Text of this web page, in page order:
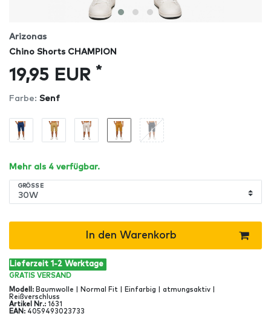
Arizonas
Chino Shorts CHAMPION
19,95 EUR *
Farbe: Senf
Mehr als 4 verfügbar.
GRÖSSE
In den Warenkorb
Lieferzeit 1-2 Werktage
GRATIS VERSAND
Modell : Baumwolle | Normal Fit | Einfarbig | atmungsaktiv |
Reißverschluss
Artikel Nr.: 1631
EAN : 4059493023733